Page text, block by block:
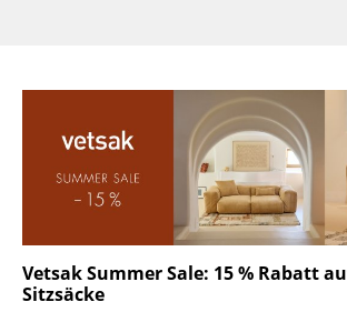
Kleinaufbewahrung
Einzelteile
... alle Aufbewahrungsmöbel
Vetsak Summer Sale: 15 % Rabatt
Sitzsäcke